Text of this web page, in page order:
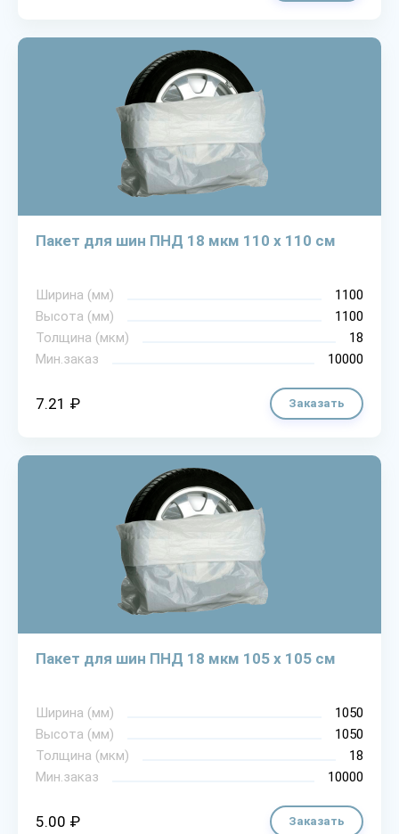
Пакет для шин ПНД 18 мкм 110 х 110 см
Ширина (мм)
1100
Высота (мм)
1100
Толщина (мкм)
18
Мин.заказ
10000
7.21 ₽ Заказать
Пакет для шин ПНД 18 мкм 105 х 105 см
Ширина (мм)
1050
Высота (мм)
1050
Толщина (мкм)
18
Мин.заказ
10000
5.00 ₽ Заказать